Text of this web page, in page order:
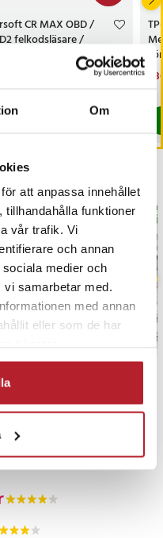
Om
att anpassa innehållet
tillhandahålla funktioner
vår trafik. Vi
och annan
medier och
vi samarbetar med.
med annan
eller som de har
handtaget gör den
samtidigt som
CR MAX OBD /
felkodsläsare /
/
för bil